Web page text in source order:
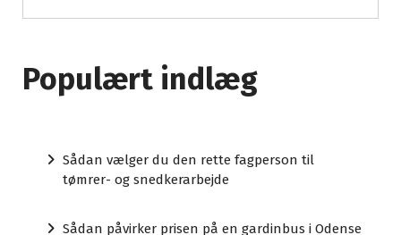
Populært indlæg
Sådan vælger du den rette fagperson til
tømrer- og snedkerarbejde
Sådan påvirker prisen på en gardinbus i Odense